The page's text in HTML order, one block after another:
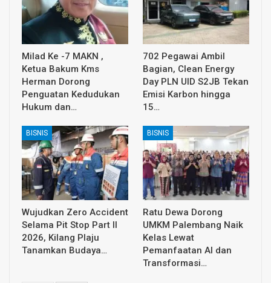
Milad Ke -7 MAKN ,
Ketua Bakum Kms
Herman Dorong
Penguatan Kedudukan
Hukum dan…
702 Pegawai Ambil
Bagian, Clean Energy
Day PLN UID S2JB Tekan
Emisi Karbon hingga
15…
BISNIS
Wujudkan Zero Accident
Selama Pit Stop Part II
2026, Kilang Plaju
Tanamkan Budaya…
BISNIS
Ratu Dewa Dorong
UMKM Palembang Naik
Kelas Lewat
Pemanfaatan AI dan
Transformasi…